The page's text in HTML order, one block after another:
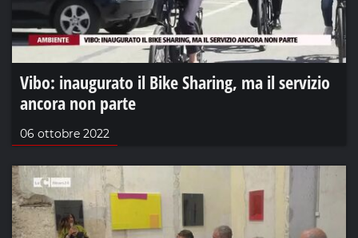
Vibo: inaugurato il Bike Sharing, ma il servizio
ancora non parte
06 ottobre 2022